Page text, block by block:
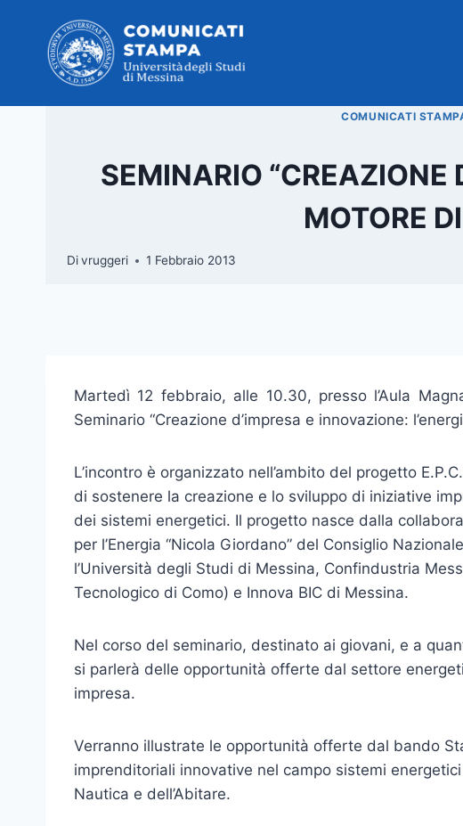
contenuto
COMUNICATI
SEMINARIO “CREAZIONE
MOTORE
Divruggeri 1 Febbraio 2013
Martedì 12 febbraio, alle 10.30, presso l’Aula
Seminario “Creazione d’impresa e innovazione:
L’incontro è organizzato nell’ambito del progetto
di sostenere la creazione e lo sviluppo di iniziative
dei sistemi energetici. Il progetto nasce dalla
per l’Energia “Nicola Giordano” del Consiglio
l’Università degli Studi di Messina, Confindustria
Tecnologico di Como) e Innova BIC di Messina.
Nel corso del seminario, destinato ai giovani, e a
si parlerà delle opportunità offerte dal settore
impresa.
Verranno illustrate le opportunità offerte dal bando
imprenditoriali innovative nel campo sistemi
Nautica e dell’Abitare.